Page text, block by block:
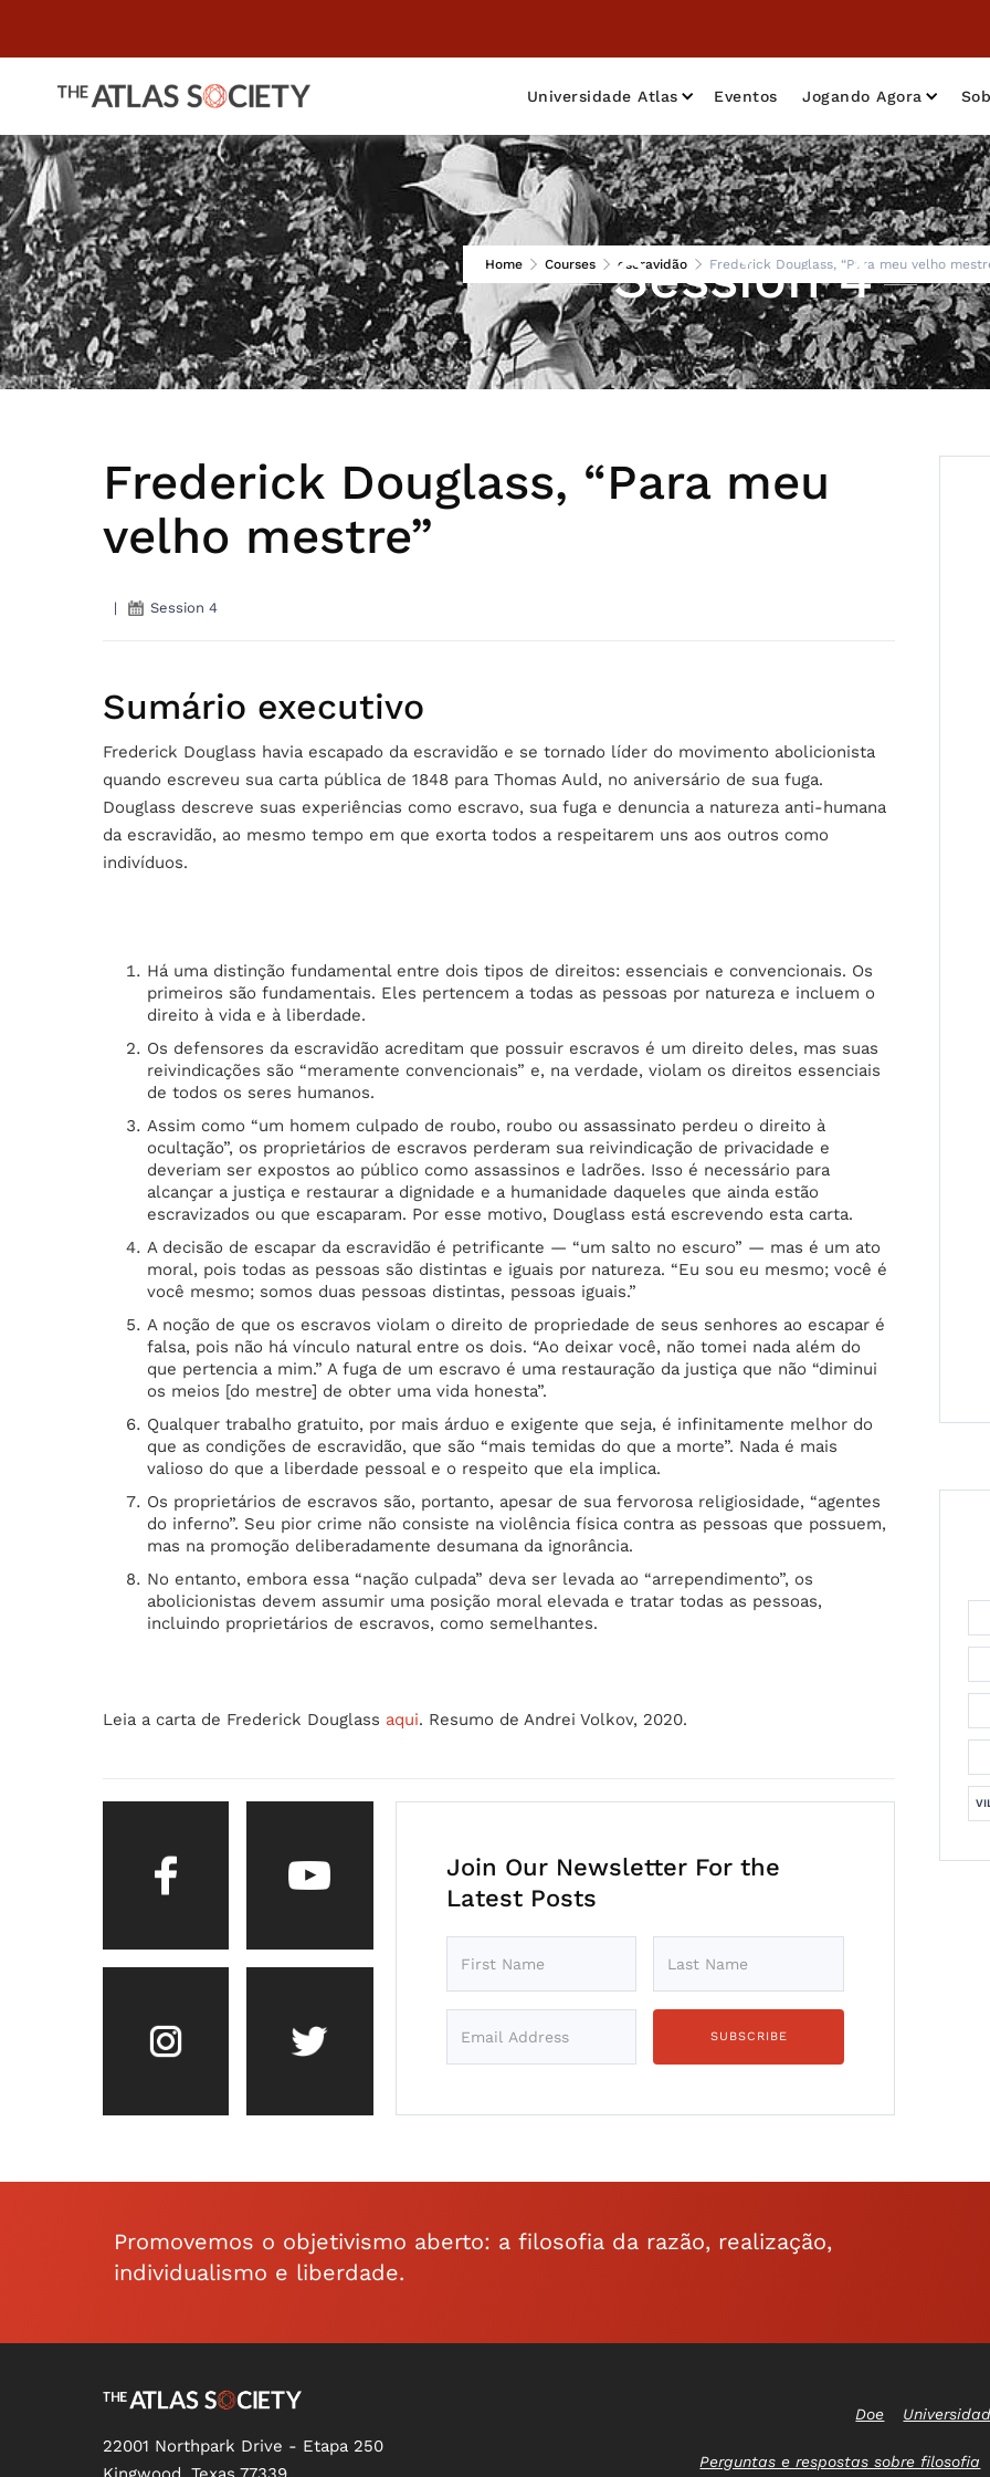
Universidade Atlas Eventos Jogando Agora
Home Courses escravidão Frederick Douglass, “Para meu velho
Session 4
Frederick Douglass, “Para meu
velho mestre”
| Session 4
Sumário executivo
Frederick Douglass havia escapado da escravidão e se tornado líder do movimento abolicionista
quando escreveu sua carta pública de 1848 para Thomas Auld, no aniversário de sua fuga.
Douglass descreve suas experiências como escravo, sua fuga e denuncia a natureza anti-humana
da escravidão, ao mesmo tempo em que exorta todos a respeitarem uns aos outros como
indivíduos.
Há uma distinção fundamental entre dois tipos de direitos: essenciais e convencionais. Os
primeiros são fundamentais. Eles pertencem a todas as pessoas por natureza e incluem o
direito à vida e à liberdade.
Os defensores da escravidão acreditam que possuir escravos é um direito deles, mas suas
reivindicações são “meramente convencionais” e, na verdade, violam os direitos essenciais
de todos os seres humanos.
Assim como “um homem culpado de roubo, roubo ou assassinato perdeu o direito à
ocultação”, os proprietários de escravos perderam sua reivindicação de privacidade e
deveriam ser expostos ao público como assassinos e ladrões. Isso é necessário para
alcançar a justiça e restaurar a dignidade e a humanidade daqueles que ainda estão
escravizados ou que escaparam. Por esse motivo, Douglass está escrevendo esta carta.
A decisão de escapar da escravidão é petrificante — “um salto no escuro” — mas é um ato
moral, pois todas as pessoas são distintas e iguais por natureza. “Eu sou eu mesmo; você é
você mesmo; somos duas pessoas distintas, pessoas iguais.”
A noção de que os escravos violam o direito de propriedade de seus senhores ao escapar é
falsa, pois não há vínculo natural entre os dois. “Ao deixar você, não tomei nada além do
que pertencia a mim.” A fuga de um escravo é uma restauração da justiça que não “diminui
os meios [do mestre] de obter uma vida honesta”.
Qualquer trabalho gratuito, por mais árduo e exigente que seja, é infinitamente melhor do
que as condições de escravidão, que são “mais temidas do que a morte”. Nada é mais
valioso do que a liberdade pessoal e o respeito que ela implica.
Os proprietários de escravos são, portanto, apesar de sua fervorosa religiosidade, “agentes
do inferno”. Seu pior crime não consiste na violência física contra as pessoas que possuem,
mas na promoção deliberadamente desumana da ignorância.
No entanto, embora essa “nação culpada” deva ser levada ao “arrependimento”, os
abolicionistas devem assumir uma posição moral elevada e tratar todas as pessoas,
incluindo proprietários de escravos, como semelhantes.
Leia a carta de Frederick Douglass aqui. Resumo de Andrei Volkov, 2020.
Join Our Newsletter For the
Latest Posts
Promovemos o objetivismo aberto: a filosofia da razão, realização,
individualismo e liberdade.
22001 Northpark Drive - Etapa 250
Doe
Perguntas e respostas sobre filosofia